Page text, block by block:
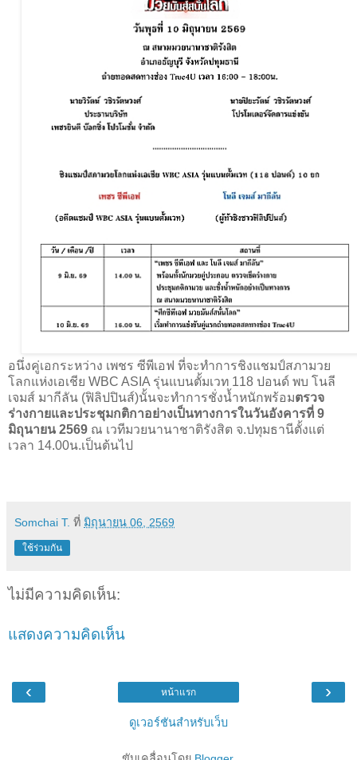
อนึ่งคู่เอกระหว่าง เพชร ซีพีเอฟ ที่จะทำการชิงแชมป์สภามวย
โลกแห่งเอเชีย WBC ASIA รุ่นแบนตั้มเวท 118 ปอนด์ พบ โนลี
เจมส์ มากีลัน (ฟิลิปปินส์)นั้นจะทำการชั่งน้ำหนักพร้อมตรวจ
ร่างกายและประชุมกติกาอย่างเป็นทางการในวันอังคารที่ 9
มิถุนายน 2569 ณ เวทีมวยนานาชาติรังสิต จ.ปทุมธานีตั้งแต่
เวลา 14.00น.เป็นต้นไป
Somchai T. ที่ มิถุนายน 06, 2569
ใช้ร่วมกัน
ไม่มีความคิดเห็น:
แสดงความคิดเห็น
‹ ›
หน้าแรก
ดูเวอร์ชันสำหรับเว็บ